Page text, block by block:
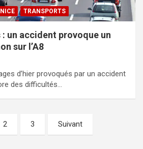
NICE TRANSPORTS
un accident provoque un
sur l’A8
d’hier provoqués par un accident
des difficultés…
2 3 Suivant